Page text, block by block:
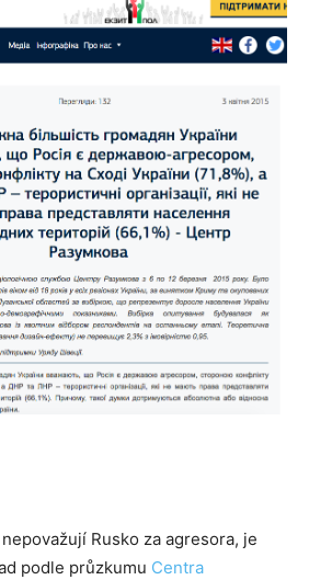
Rusko za agresora, je
podle průzkumu Centra